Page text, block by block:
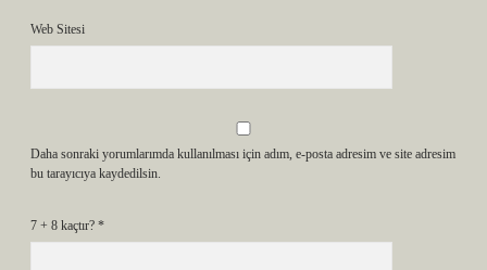
Web Sitesi
Daha sonraki yorumlarımda kullanılması için adım, e-posta adresim ve site adresim
bu tarayıcıya kaydedilsin.
7 + 8 kaçtır? *